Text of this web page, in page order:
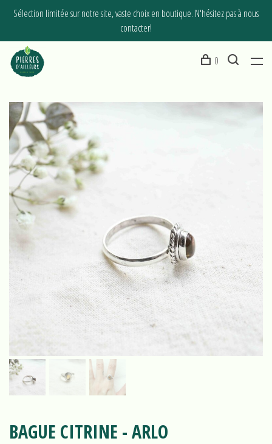
Sélection limitée sur notre site, vaste choix en boutique. N'hésitez pas à nous
contacter!
0
BAGUE CITRINE - ARLO